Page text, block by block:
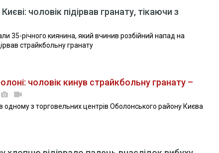
чоловік підірвав гранату, тікаючи з
35-річного киянина, який вчинив розбійний напад на
страйкбольну гранату
чоловік кинув страйкбольну гранату –
одному з торговельних центрів Оболонського району Києва